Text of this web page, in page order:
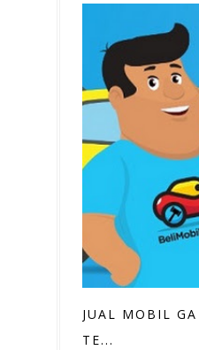
JUAL MOBIL
TE...